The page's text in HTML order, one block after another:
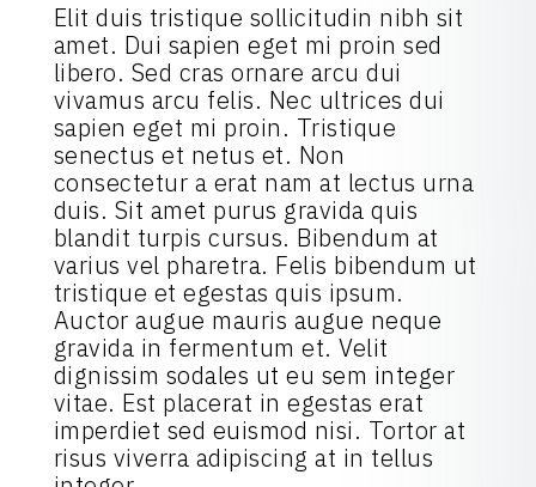
Elit duis tristique sollicitudin nibh sit
amet. Dui sapien eget mi proin sed
libero. Sed cras ornare arcu dui
vivamus arcu felis. Nec ultrices dui
sapien eget mi proin. Tristique
senectus et netus et. Non
consectetur a erat nam at lectus urna
duis. Sit amet purus gravida quis
blandit turpis cursus. Bibendum at
varius vel pharetra. Felis bibendum ut
tristique et egestas quis ipsum.
Auctor augue mauris augue neque
gravida in fermentum et. Velit
dignissim sodales ut eu sem integer
vitae. Est placerat in egestas erat
imperdiet sed euismod nisi. Tortor at
risus viverra adipiscing at in tellus